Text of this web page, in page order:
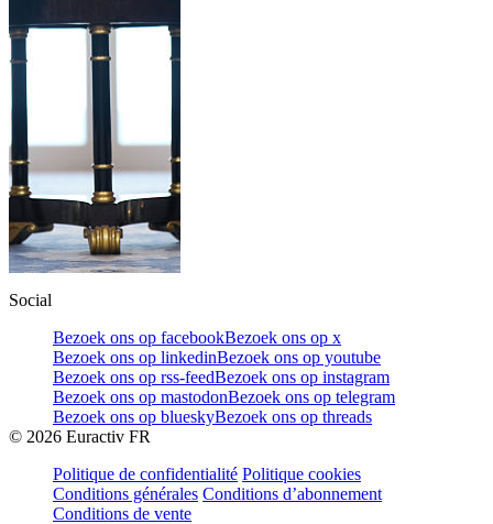
Social
Bezoek ons op facebookBezoek ons op x
Bezoek ons op linkedinBezoek ons op youtube
Bezoek ons op rss-feedBezoek ons op instagram
Bezoek ons op mastodonBezoek ons op telegram
Bezoek ons op blueskyBezoek ons op threads
© 2026 Euractiv FR
Politique de confidentialité Politique cookies
Conditions générales Conditions d’abonnement
Conditions de vente